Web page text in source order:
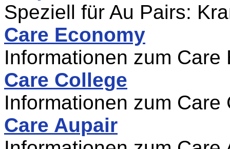
Speziell für Au Pairs:
Care Economy
Informationen zum Care
Care College
Informationen zum Care
Care Aupair